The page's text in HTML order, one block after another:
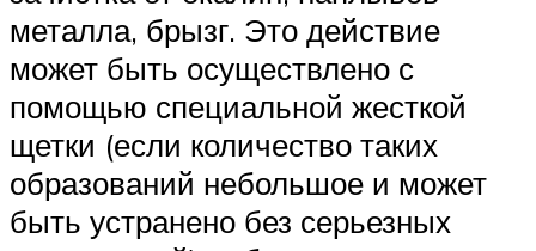
металла, брызг. Это действие
может быть осуществлено с
помощью специальной жесткой
щетки (если количество таких
образований небольшое и может
быть устранено без серьезных